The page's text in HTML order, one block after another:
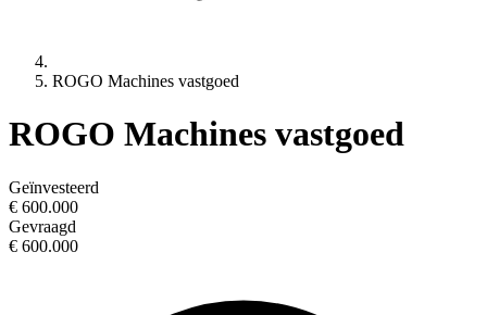
ROGO Machines vastgoed
ROGO Machines vastgoed
Geïnvesteerd
€ 600.000
Gevraagd
€ 600.000